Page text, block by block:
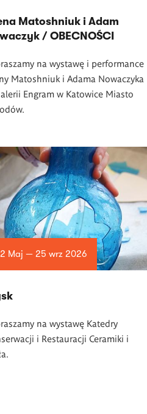
Matoshniuk i Adam
/ OBECNOŚCI
na wystawę i performance
Matoshniuk i Adama Nowaczyka
Engram w Katowice Miasto
Maj — 25 wrz 2026
na wystawę Katedry
i Restauracji Ceramiki i